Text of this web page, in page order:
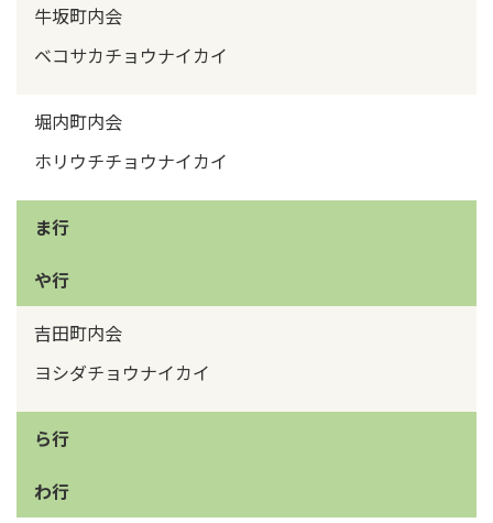
牛坂町内会
ベコサカチョウナイカイ
堀内町内会
ホリウチチョウナイカイ
ま行
や行
吉田町内会
ヨシダチョウナイカイ
ら行
わ行